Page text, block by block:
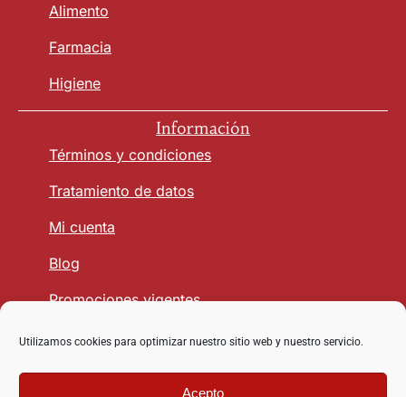
Utilizamos cookies para optimizar nuestro sitio web y nuestro servicio.
Acepto
Alimento
Farmacia
Higiene
Información
Términos y condiciones
Tratamiento de datos
Mi cuenta
Blog
Promociones vigentes
Seguridad y Confianza